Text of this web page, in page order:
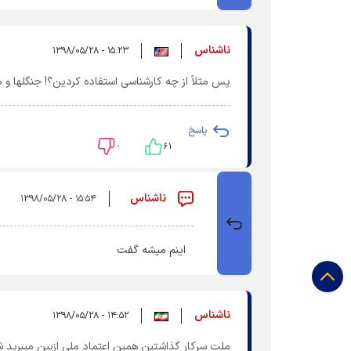
ناشناس ۱۵:۲۳ - ۱۳۹۸/۰۵/۲۸
پس مثلاً از چه کارشناسی استفاده کردین؟! جنگلها و
پاسخ
۶۱ ۰
ناشناس ۱۵:۵۴ - ۱۳۹۸/۰۵/۲۸
اینم میشه گفت
ناشناس ۱۴:۵۲ - ۱۳۹۸/۰۵/۲۸
ملت سرکار گذاشتین همین اعتماد ملی ازبین میبرید